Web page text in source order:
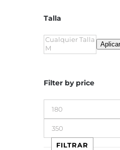
Talla
Aplicar
Filter by price
Precio
mínimo
Precio
máximo
FILTRAR